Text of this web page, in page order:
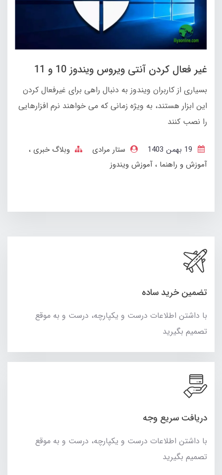
غیر فعال کردن آنتی ویروس ویندوز 10 و 11
بسیاری از کاربران ویندوز به دنبال راهی برای غیرفعال کردن
این ابزار هستند، به‌ ویژه زمانی که می‌ خواهند نرم‌ افزارهایی
را نصب کنند
ستار مرادی
وبلاگ خبری
آموزش و راهنما
آموزش ویندوز
تضمین خرید ساده
با داشتن اطلاعات درست و یکپارچه، درست و به موقع
تصمیم بگیرید
دریافت سریع وجه
با داشتن اطلاعات درست و یکپارچه، درست و به موقع
تصمیم بگیرید